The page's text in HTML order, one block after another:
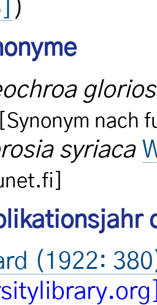
)
[Synonym nach
syriaca
(1922: